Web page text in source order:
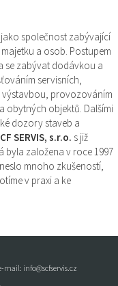
společnost zabývající
a osob. Postupem
se zabývat dodávkou a
servisních,
výstavbou, provozováním
obytných objektů. Dalšími
dozory staveb a
SERVIS, s.r.o. s již
byla založena v roce 1997
mnoho zkušeností,
v praxi a ke
mail: info@scfservis.cz